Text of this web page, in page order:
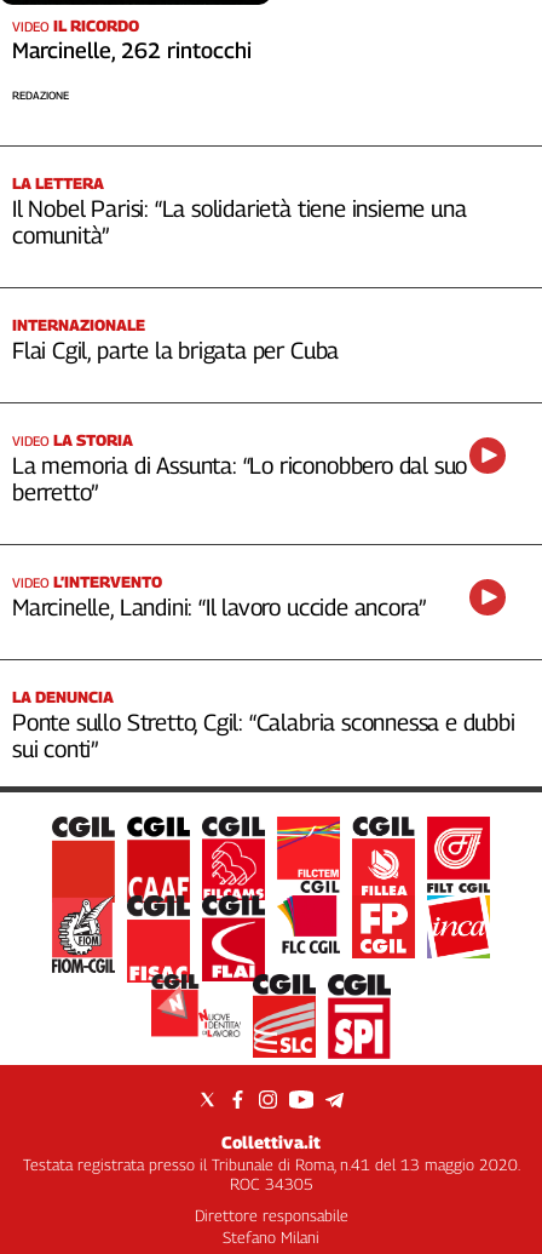
VIDEO IL RICORDO
Marcinelle, 262 rintocchi
REDAZIONE
LA LETTERA
Il Nobel Parisi: “La solidarietà tiene insieme una
comunità”
INTERNAZIONALE
Flai Cgil, parte la brigata per Cuba
VIDEO LA STORIA
La memoria di Assunta: “Lo riconobbero dal suo
berretto”
VIDEO L’INTERVENTO
Marcinelle, Landini: “Il lavoro uccide ancora”
LA DENUNCIA
Ponte sullo Stretto, Cgil: “Calabria sconnessa e dubbi
sui conti”
Collettiva.it
Testata registrata presso il Tribunale di Roma, n.41 del 13 maggio 2020.
ROC 34305
Direttore responsabile
Stefano Milani